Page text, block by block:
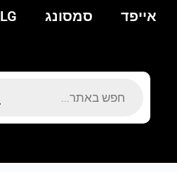
אייפד סמסונג LG